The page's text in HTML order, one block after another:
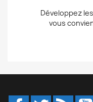
Développez
vous